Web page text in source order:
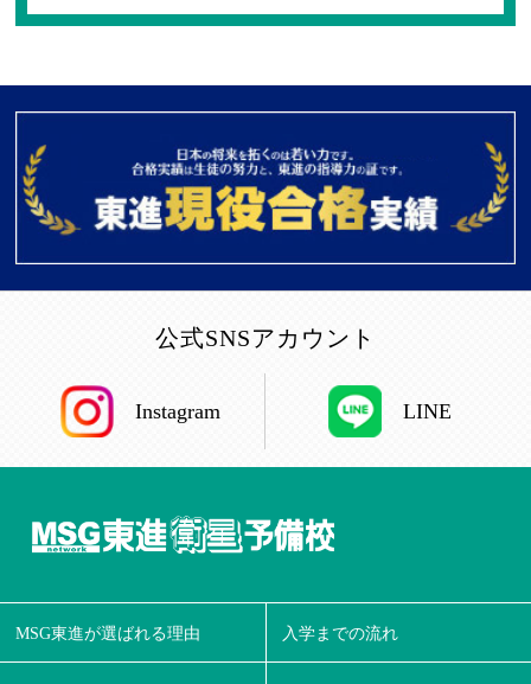
公式SNSアカウント
Instagram LINE
MSG東進が選ばれる理由 入学までの流れ